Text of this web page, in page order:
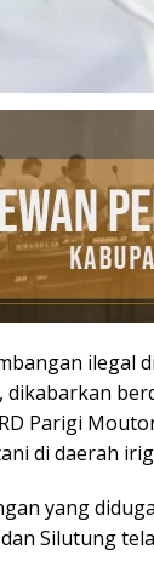
ilegal
Parigi
di daerah
yang
Silutung